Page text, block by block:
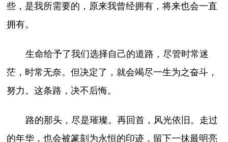
些，是我所需要的，原来我曾经拥有，将来也会一直
拥有。
生命给予了我们选择自己的道路，尽管时常迷
茫，时常无奈。但决定了，就会竭尽一生为之奋斗，
努力。这条路，决不后悔。
路的那头，尽是璀璨。再回首，风光依旧。走过
的年华，也会被篆刻为永恒的印迹，留下一抹最明亮